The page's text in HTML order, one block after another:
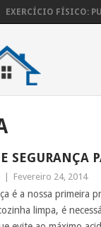
EXERCÍCIO FÍSICO:
SEGURANÇA
Fevereiro 24, 2014
é a nossa primeira
limpa, é